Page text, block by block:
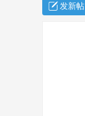
论
发新帖